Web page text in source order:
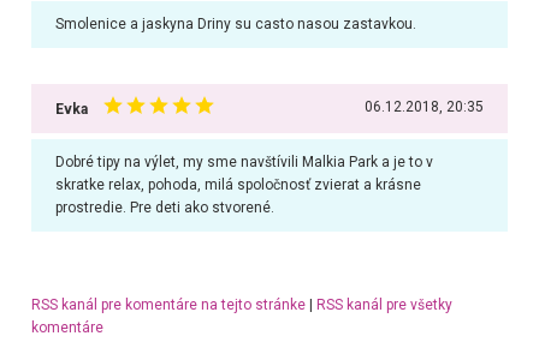
Smolenice a jaskyna Driny su casto nasou zastavkou.
Evka 06.12.2018, 20:35
Dobré tipy na výlet, my sme navštívili Malkia Park a je to v
skratke relax, pohoda, milá spoločnosť zvierat a krásne
prostredie. Pre deti ako stvorené.
RSS kanál pre komentáre na tejto stránke| RSS kanál pre všetky
komentáre